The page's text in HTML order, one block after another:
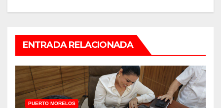
ENTRADA RELACIONADA
PUERTO MORELOS